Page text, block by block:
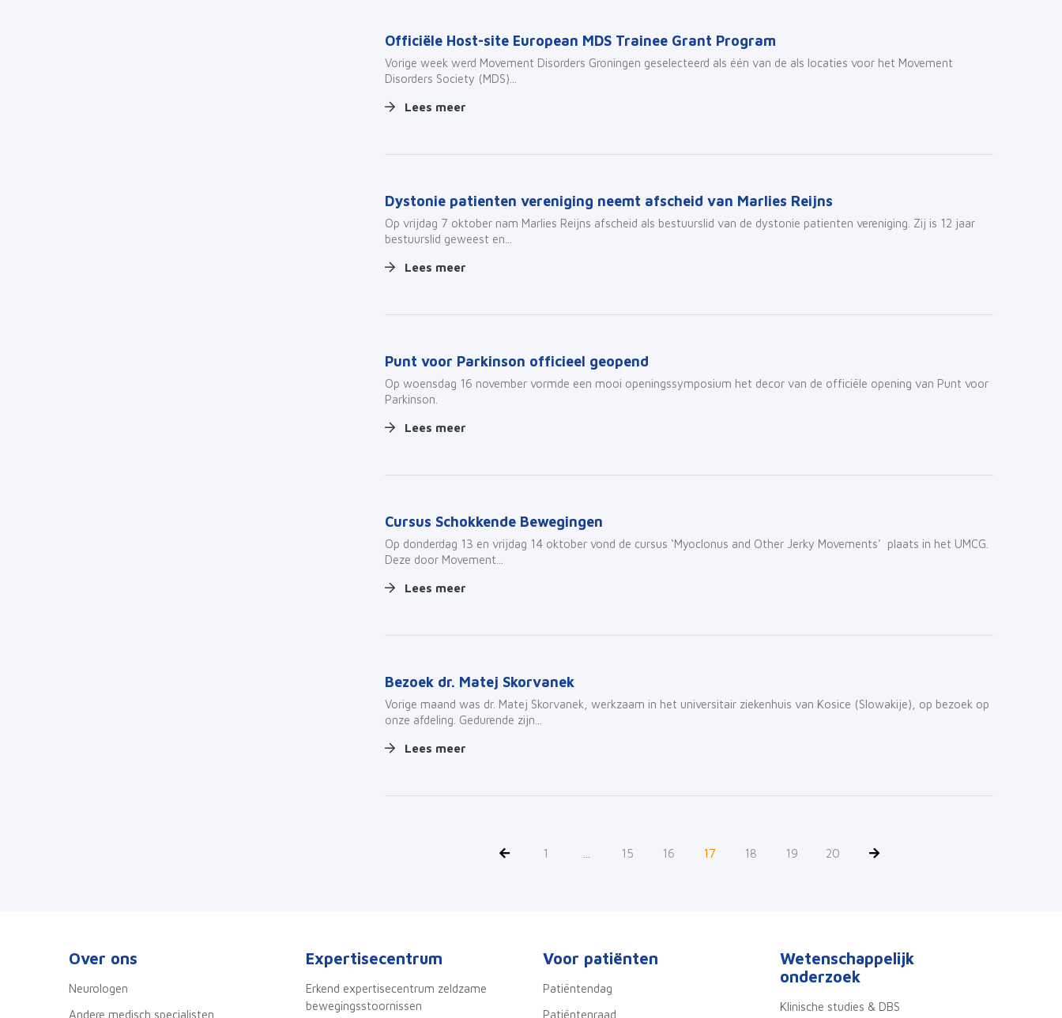
Officiële Host-site European MDS Trainee Grant Program
Vorige week werd Movement Disorders Groningen geselecteerd als één van de als locaties voor het Movement
Disorders Society (MDS)...
Lees meer
Dystonie patienten vereniging neemt afscheid van Marlies Reijns
Op vrijdag 7 oktober nam Marlies Reijns afscheid als bestuurslid van de dystonie patienten vereniging. Zij is 12 jaar
bestuurslid geweest en...
Lees meer
Punt voor Parkinson officieel geopend
Op woensdag 16 november vormde een mooi openingssymposium het decor van de officiële opening van Punt voor
Parkinson.
Lees meer
Cursus Schokkende Bewegingen
Op donderdag 13 en vrijdag 14 oktober vond de cursus ‘Myoclonus and Other Jerky Movements’ plaats in het UMCG.
Deze door Movement...
Lees meer
Bezoek dr. Matej Skorvanek
Vorige maand was dr. Matej Skorvanek, werkzaam in het universitair ziekenhuis van Kosice (Slowakije), op bezoek op
onze afdeling. Gedurende zijn...
Lees meer
1 15 16 17 18 19 20
Over ons
Neurologen
Andere medisch specialisten
Expertisecentrum
Erkend expertisecentrum zeldzame
bewegingsstoornissen
Voor patiënten
Patiëntendag
Patiëntenraad
Wetenschappelijk
onderzoek
Klinische studies & DBS